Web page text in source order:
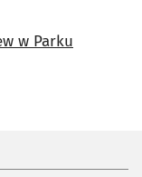
w Parku